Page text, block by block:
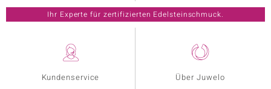
Kundenservice
Über Juwelo
Ihr Experte für zertifizierten Edelsteinschmuck.